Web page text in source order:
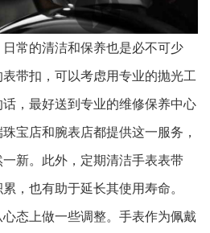
常的清洁和保养也是必不可少
带扣，可以考虑用专业的抛光工
，最好送到专业的维修保养中心
宝店和腕表店都提供这一服务，
新。此外，定期清洁手表表带
，也有助于延长其使用寿命。
态上做一些调整。手表作为佩戴